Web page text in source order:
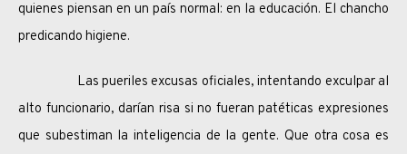
quienes piensan en un país normal: en la educación. El chancho
predicando higiene.
Las pueriles excusas oficiales, intentando exculpar al
alto funcionario, darían risa si no fueran patéticas expresiones
que subestiman la inteligencia de la gente. Que otra cosa es